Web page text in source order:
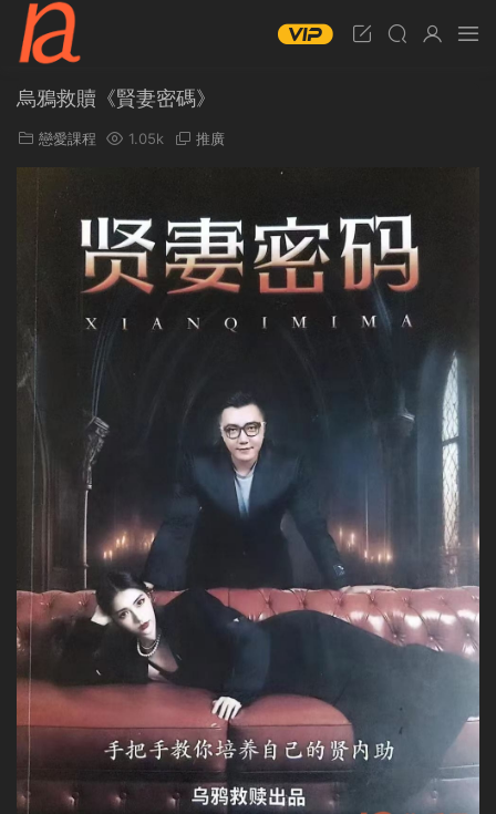
烏鴉救贖《賢妻密碼》
戀愛課程 1.05k 推廣